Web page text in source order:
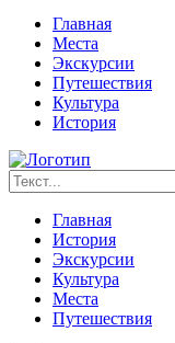
Главная
Места
Экскурсии
Путешествия
Культура
История
Запрос
для
поиска:Главная
История
Экскурсии
Культура
Места
Путешествия